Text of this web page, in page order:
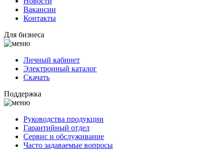
Вакансии
Контакты
Для бизнеса
Личный кабинет
Электронный каталог
Скачать
Поддержка
Руководства продукции
Гарантийный отдел
Сервис и обслуживание
Часто задаваемые вопросы